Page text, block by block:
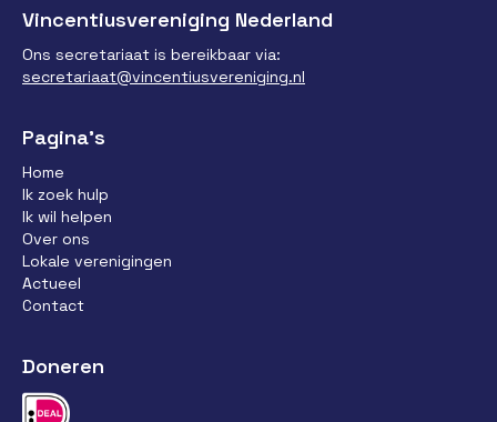
Vincentiusvereniging Nederland
Ons secretariaat is bereikbaar via:
secretariaat@vincentiusvereniging.nl
Pagina’s
Home
Ik zoek hulp
Ik wil helpen
Over ons
Lokale verenigingen
Actueel
Contact
Doneren